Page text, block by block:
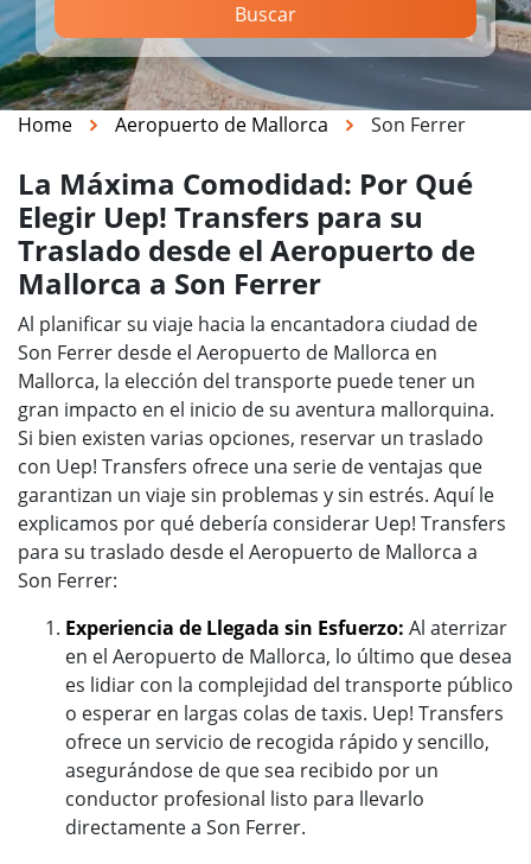
Buscar
Home Aeropuerto de Mallorca Son Ferrer
La Máxima Comodidad: Por Qué
Elegir Uep! Transfers para su
Traslado desde el Aeropuerto de
Mallorca a Son Ferrer
Al planificar su viaje hacia la encantadora ciudad de
Son Ferrer desde el Aeropuerto de Mallorca en
Mallorca, la elección del transporte puede tener un
gran impacto en el inicio de su aventura mallorquina.
Si bien existen varias opciones, reservar un traslado
con Uep! Transfers ofrece una serie de ventajas que
garantizan un viaje sin problemas y sin estrés. Aquí le
explicamos por qué debería considerar Uep! Transfers
para su traslado desde el Aeropuerto de Mallorca a
Son Ferrer:
Experiencia de Llegada sin Esfuerzo: Al aterrizar
en el Aeropuerto de Mallorca, lo último que desea
es lidiar con la complejidad del transporte público
o esperar en largas colas de taxis. Uep! Transfers
ofrece un servicio de recogida rápido y sencillo,
asegurándose de que sea recibido por un
conductor profesional listo para llevarlo
directamente a Son Ferrer.